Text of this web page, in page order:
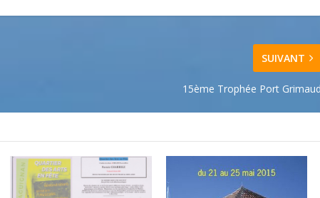
SUIVANT
15ème Trophée Port Grimaud